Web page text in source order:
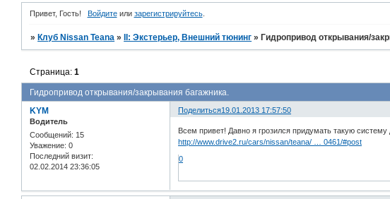
Привет, Гость! Войдитеили зарегистрируйтесь.
» Клуб Nissan Teana » II: Экстерьер, Внешний тюнинг » Гидропривод открывания/
Гидропривод открывания/закрывания багажника.
Страница:1
Поделиться19.01.2013 17:57:50
KYM
Водитель
Сообщений: 15
Уважение: 0
Последний визит:
02.02.2014 23:36:05
Всем привет! Давно я грозился придумать такую
http://www.drive2.ru/cars/nissan/teana/ … 0461/#post
0